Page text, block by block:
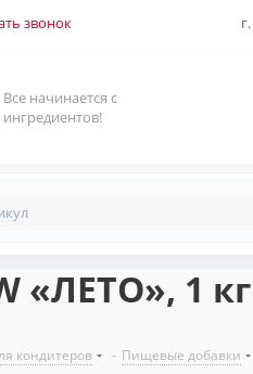
звонок
Все начинается с
ингредиентов!
«ЛЕТО», 1 кг
кондитеров - Пищевые добавки